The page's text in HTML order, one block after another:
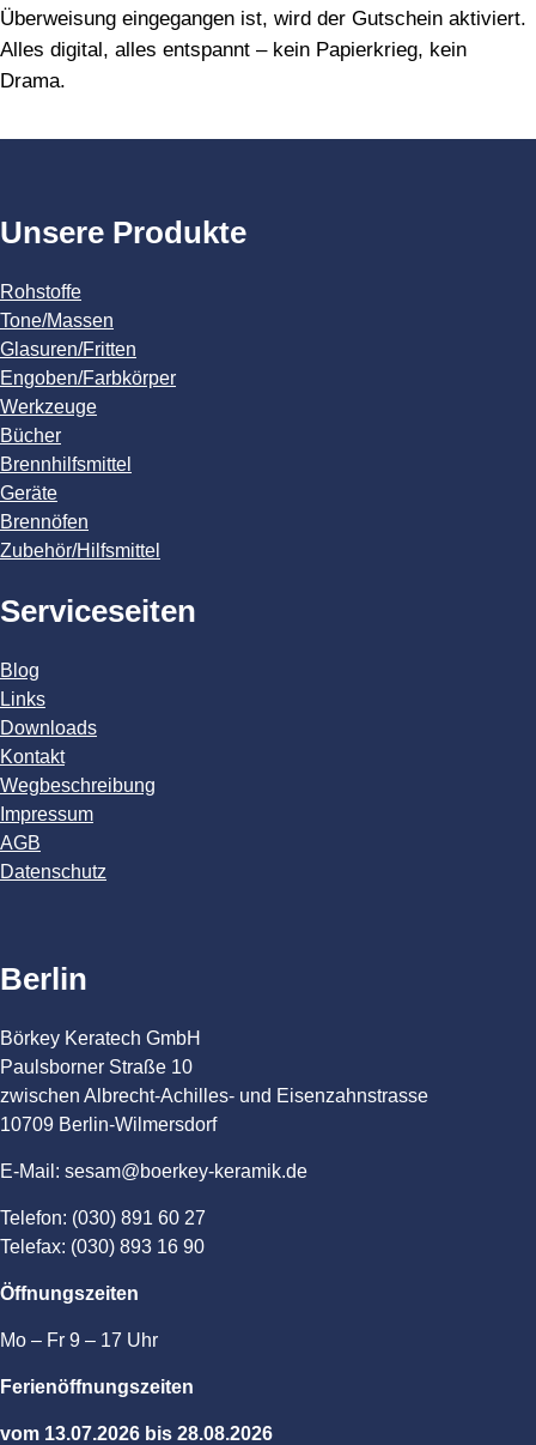
Überweisung eingegangen ist, wird der Gutschein aktiviert.
Alles digital, alles entspannt – kein Papierkrieg, kein
Drama.
Unsere Produkte
Rohstoffe
Tone/Massen
Glasuren/Fritten
Engoben/Farbkörper
Werkzeuge
Bücher
Brennhilfsmittel
Geräte
Brennöfen
Zubehör/Hilfsmittel
Serviceseiten
Blog
Links
Downloads
Kontakt
Wegbeschreibung
Impressum
AGB
Datenschutz
Berlin
Börkey Keratech GmbH
Paulsborner Straße 10
zwischen Albrecht-Achilles- und Eisenzahnstrasse
10709 Berlin-Wilmersdorf
E-Mail: sesam@boerkey-keramik.de
Telefon: (030) 891 60 27
Telefax: (030) 893 16 90
Öffnungszeiten
Mo – Fr 9 – 17 Uhr
Ferienöffnungszeiten
vom 13.07.2026 bis 28.08.2026